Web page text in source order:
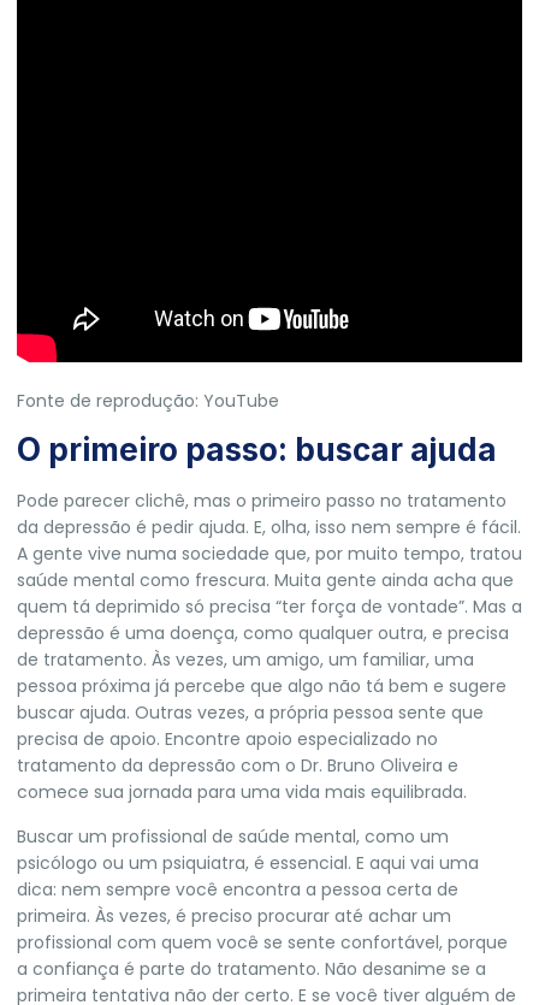
Fonte de reprodução: YouTube
O primeiro passo: buscar ajuda
Pode parecer clichê, mas o primeiro passo no tratamento
da depressão é pedir ajuda. E, olha, isso nem sempre é fácil.
A gente vive numa sociedade que, por muito tempo, tratou
saúde mental como frescura. Muita gente ainda acha que
quem tá deprimido só precisa “ter força de vontade”. Mas a
depressão é uma doença, como qualquer outra, e precisa
de tratamento. Às vezes, um amigo, um familiar, uma
pessoa próxima já percebe que algo não tá bem e sugere
buscar ajuda. Outras vezes, a própria pessoa sente que
precisa de apoio. Encontre apoio especializado no
tratamento da depressão com o Dr. Bruno Oliveira e
comece sua jornada para uma vida mais equilibrada.
Buscar um profissional de saúde mental, como um
psicólogo ou um psiquiatra, é essencial. E aqui vai uma
dica: nem sempre você encontra a pessoa certa de
primeira. Às vezes, é preciso procurar até achar um
profissional com quem você se sente confortável, porque
a confiança é parte do tratamento. Não desanime se a
primeira tentativa não der certo. E se você tiver alguém de